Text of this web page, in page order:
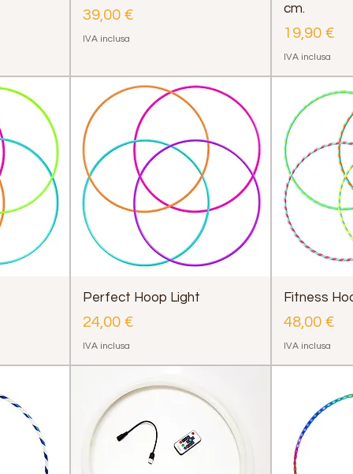
Prezzo
39,00 €
IVA inclusa
cm.
Prezzo
19,90 €
IVA inclusa
Perfect Hoop Light
Prezzo
24,00 €
IVA inclusa
Fitness
Prezzo
48,00 €
IVA inclusa